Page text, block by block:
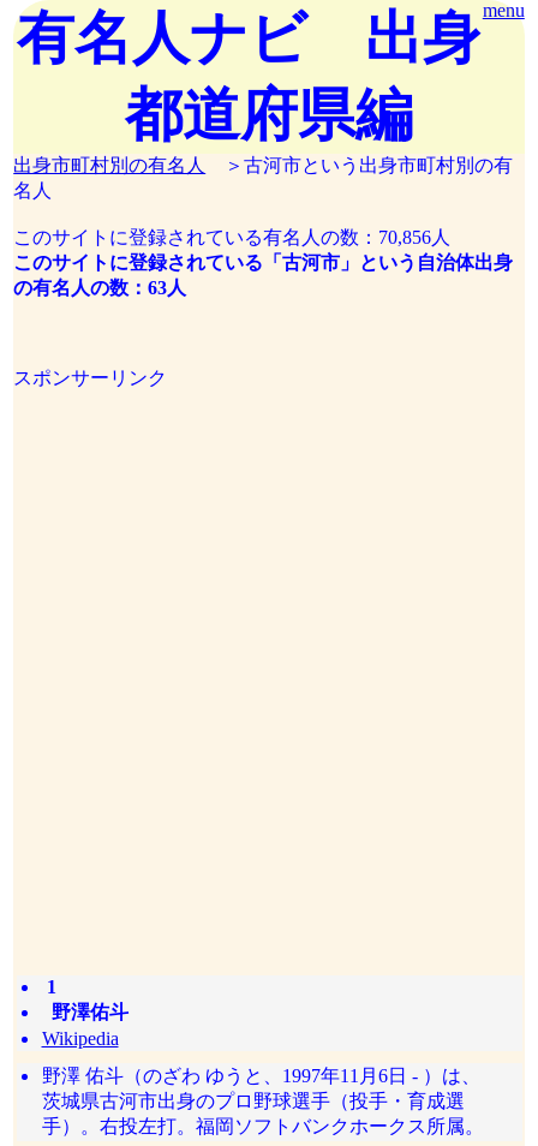
menu
有名人ナビ 出身
都道府県編
出身市町村別の有名人
＞古河市という出身市町村別の有
名人
このサイトに登録されている有名人の数：70,856人
このサイトに登録されている「古河市」という自治体出身
の有名人の数：63人
スポンサーリンク
1
野澤佑斗
Wikipedia
野澤 佑斗（のざわ ゆうと、1997年11月6日 - ）は、
茨城県古河市出身のプロ野球選手（投手・育成選
手）。右投左打。福岡ソフトバンクホークス所属。